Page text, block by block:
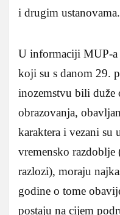
i drugim ustanovama.
U informaciji MUP-a
koji su s danom 29.
inozemstvu bili duže
obrazovanja,
karaktera i vezani su
vremensko
razlozi), moraju
godine o tome
postaju na cijem